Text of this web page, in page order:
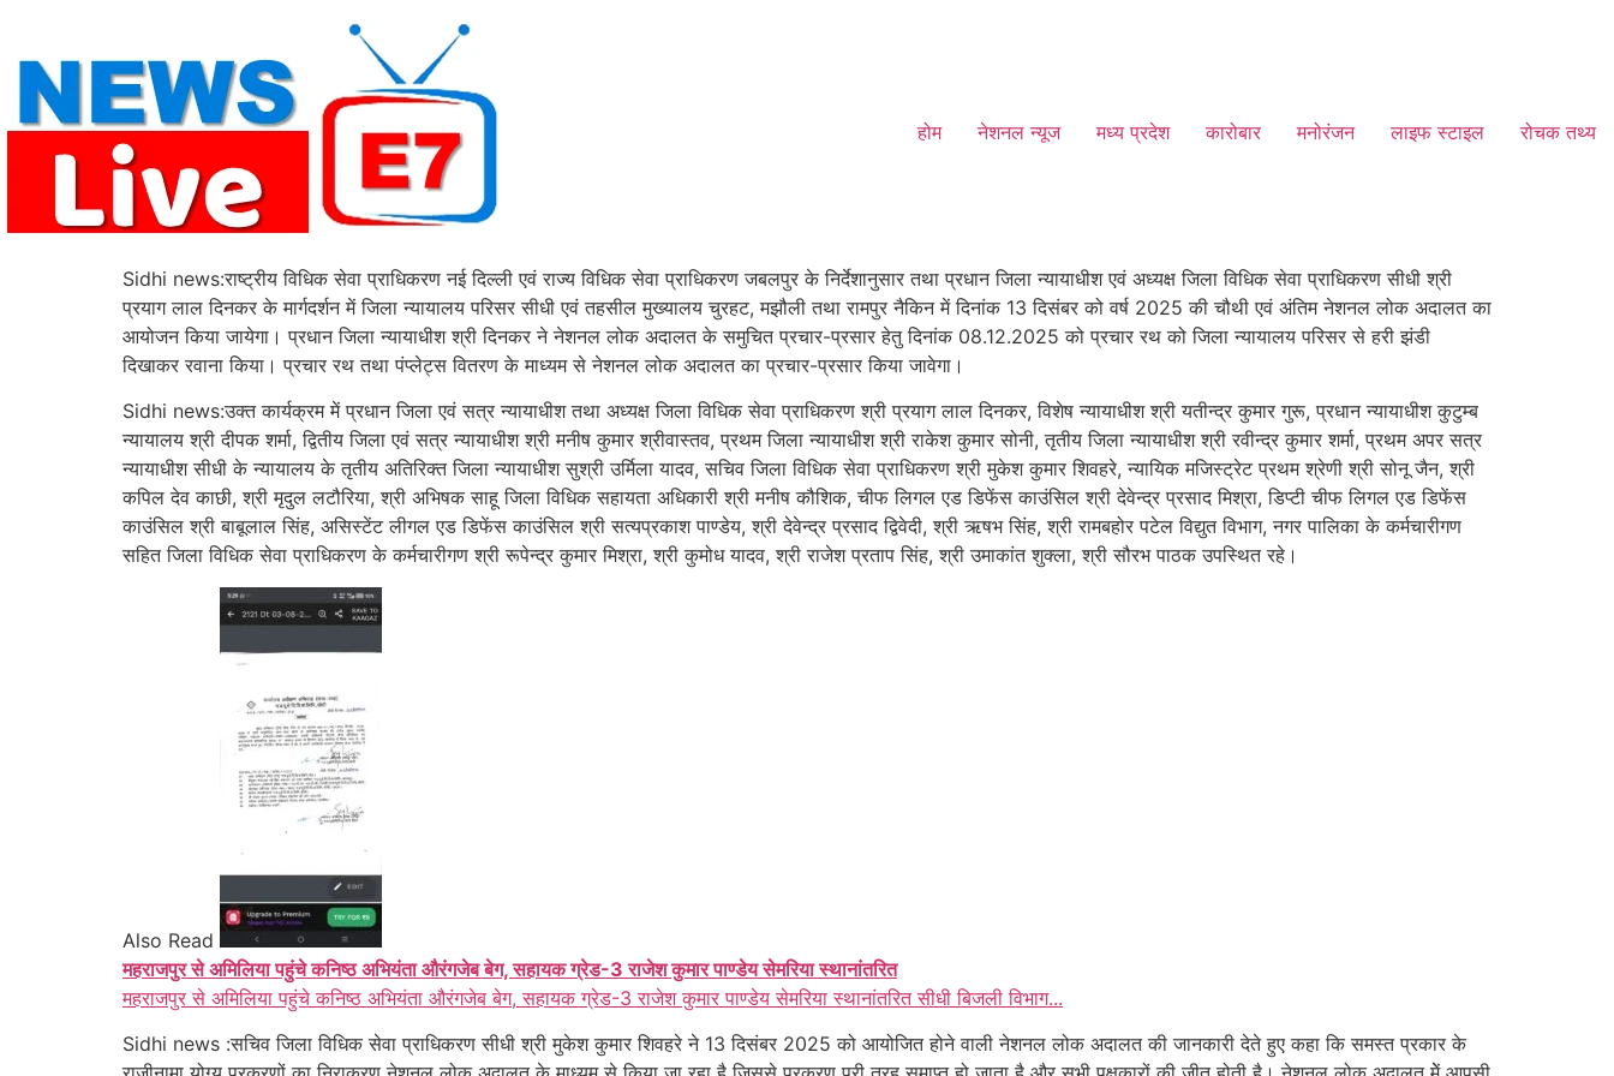
content
होम नेशनल न्यूज मध्य प्रदेश कारोबार मनोरंजन लाइफ स्टाइल रोचक तथ्य
Sidhi news:राष्ट्रीय विधिक सेवा प्राधिकरण नई दिल्ली एवं राज्य विधिक सेवा प्राधिकरण जबलपुर के निर्देशानुसार तथा प्रधान जिला न्यायाधीश एवं अध्यक्ष जिला विधिक सेवा प्राधिकरण सीधी श्री
प्रयाग लाल दिनकर के मार्गदर्शन में जिला न्यायालय परिसर सीधी एवं तहसील मुख्यालय चुरहट, मझौली तथा रामपुर नैकिन में दिनांक 13 दिसंबर को वर्ष 2025 की चौथी एवं अंतिम नेशनल लोक अदालत का
आयोजन किया जायेगा। प्रधान जिला न्यायाधीश श्री दिनकर ने नेशनल लोक अदालत के समुचित प्रचार-प्रसार हेतु दिनांक 08.12.2025 को प्रचार रथ को जिला न्यायालय परिसर से हरी झंडी
दिखाकर रवाना किया। प्रचार रथ तथा पंप्लेट्स वितरण के माध्यम से नेशनल लोक अदालत का प्रचार-प्रसार किया जावेगा।
Sidhi news:उक्त कार्यक्रम में प्रधान जिला एवं सत्र न्यायाधीश तथा अध्यक्ष जिला विधिक सेवा प्राधिकरण श्री प्रयाग लाल दिनकर, विशेष न्यायाधीश श्री यतीन्द्र कुमार गुरू, प्रधान न्यायाधीश कुटुम्ब
न्यायालय श्री दीपक शर्मा, द्वितीय जिला एवं सत्र न्यायाधीश श्री मनीष कुमार श्रीवास्तव, प्रथम जिला न्यायाधीश श्री राकेश कुमार सोनी, तृतीय जिला न्यायाधीश श्री रवीन्द्र कुमार शर्मा, प्रथम अपर सत्र
न्यायाधीश सीधी के न्यायालय के तृतीय अतिरिक्त जिला न्यायाधीश सुश्री उर्मिला यादव, सचिव जिला विधिक सेवा प्राधिकरण श्री मुकेश कुमार शिवहरे, न्यायिक मजिस्ट्रेट प्रथम श्रेणी श्री सोनू जैन, श्री
कपिल देव काछी, श्री मृदुल लटौरिया, श्री अभिषक साहू जिला विधिक सहायता अधिकारी श्री मनीष कौशिक, चीफ लिगल एड डिफेंस काउंसिल श्री देवेन्द्र प्रसाद मिश्रा, डिप्टी चीफ लिगल एड डिफेंस
काउंसिल श्री बाबूलाल सिंह, असिस्टेंट लीगल एड डिफेंस काउंसिल श्री सत्यप्रकाश पाण्डेय, श्री देवेन्द्र प्रसाद द्विवेदी, श्री ऋषभ सिंह, श्री रामबहोर पटेल विद्युत विभाग, नगर पालिका के कर्मचारीगण
सहित जिला विधिक सेवा प्राधिकरण के कर्मचारीगण श्री रूपेन्द्र कुमार मिश्रा, श्री कुमोध यादव, श्री राजेश प्रताप सिंह, श्री उमाकांत शुक्ला, श्री सौरभ पाठक उपस्थित रहे।
Also Read
महराजपुर से अमिलिया पहुंचे कनिष्ठ अभियंता औरंगजेब बेग, सहायक ग्रेड-3 राजेश कुमार पाण्डेय सेमरिया स्थानांतरित
महराजपुर से अमिलिया पहुंचे कनिष्ठ अभियंता औरंगजेब बेग, सहायक ग्रेड-3 राजेश कुमार पाण्डेय सेमरिया स्थानांतरित सीधी बिजली विभाग...
Sidhi news :सचिव जिला विधिक सेवा प्राधिकरण सीधी श्री मुकेश कुमार शिवहरे ने 13 दिसंबर 2025 को आयोजित होने वाली नेशनल लोक अदालत की जानकारी देते हुए कहा कि समस्त प्रकार के